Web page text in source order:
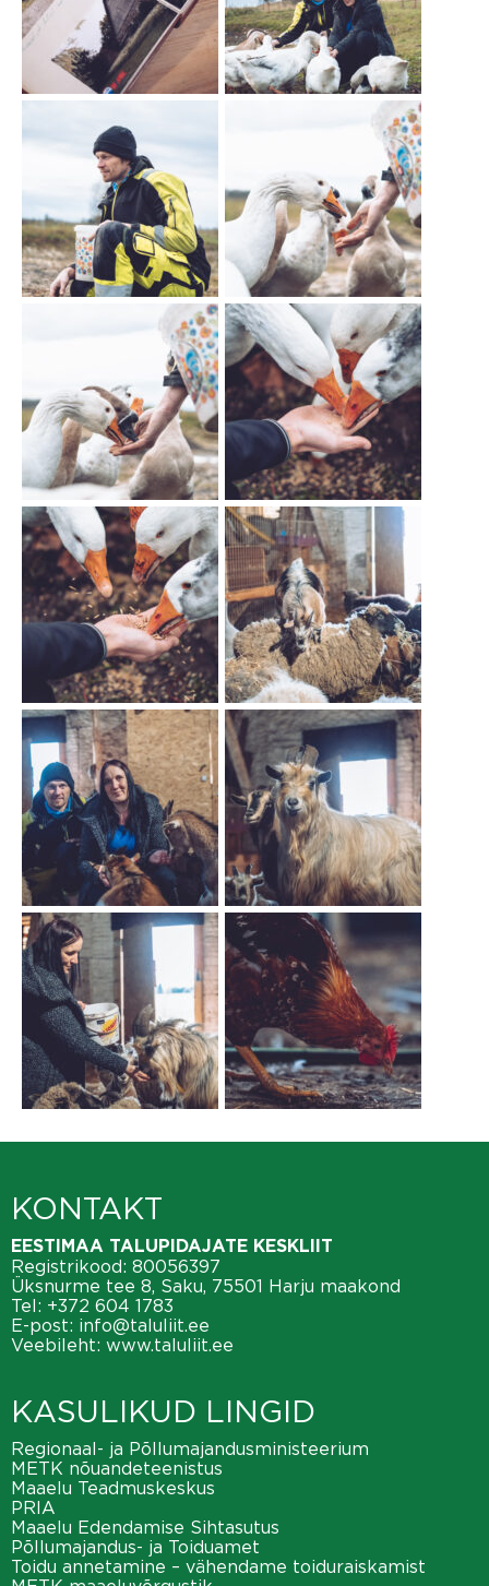
KONTAKT
EESTIMAA TALUPIDAJATE KESKLIIT
Registrikood: 80056397
Üksnurme tee 8, Saku, 75501 Harju maakond
Tel: +372 604 1783
E-post: info@taluliit.ee
Veebileht: www.taluliit.ee
KASULIKUD LINGID
Regionaal- ja Põllumajandusministeerium
METK nõuandeteenistus
Maaelu Teadmuskeskus
PRIA
Maaelu Edendamise Sihtasutus
Põllumajandus- ja Toiduamet
Toidu annetamine – vähendame toiduraiskamist